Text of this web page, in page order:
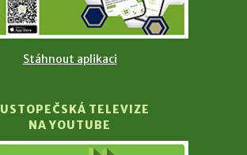
Stáhnout aplikaci
TELEVIZE
NA YOUTUBE